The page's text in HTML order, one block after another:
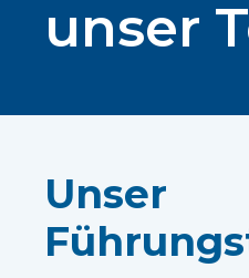
unser
Unser